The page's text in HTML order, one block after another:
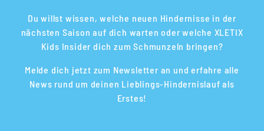
Du willst wissen, welche neuen Hindernisse in der
nächsten Saison auf dich warten oder welche XLETIX
Kids Insider dich zum Schmunzeln bringen?
Melde dich jetzt zum Newsletter an und erfahre alle
News rund um deinen Lieblings-Hindernislauf als
Erstes!